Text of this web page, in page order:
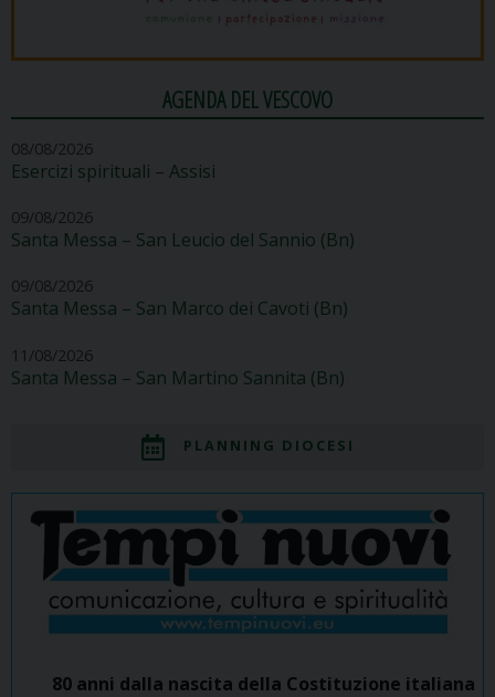
AGENDA DEL VESCOVO
08/08/2026
Esercizi spirituali – Assisi
09/08/2026
Santa Messa – San Leucio del Sannio (Bn)
09/08/2026
Santa Messa – San Marco dei Cavoti (Bn)
11/08/2026
Santa Messa – San Martino Sannita (Bn)
PLANNING DIOCESI
80 anni dalla nascita della Costituzione italiana